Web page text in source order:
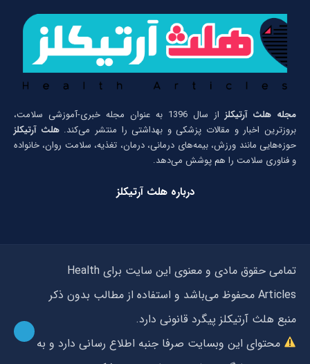
مجله هلث آرتیکلز
از سال 1396 به عنوان مجله خبری-آموزشی سلامت،
بروزترین اخبار و مقالات پزشکی و بهداشتی را منتشر می‌کند.هلث آرتیکلز
حوزه‌هایی مانند ورزش، بیمه‌های درمانی، درمان، تغذیه، سلامت روان، خانواده
و فناوری سلامت را هم پوشش می‌دهد.
درباره هلث آرتیکلز
تمامی حقوق مادی و معنوی این سایت برای Health
Articles محفوظ می‌باشد و استفاده از مطالب بدون ذکر
منبع هلث آرتیکلز پیگرد قانونی دارد.
محتوای این وبسایت صرفا جنبه اطلاع رسانی دارد و به